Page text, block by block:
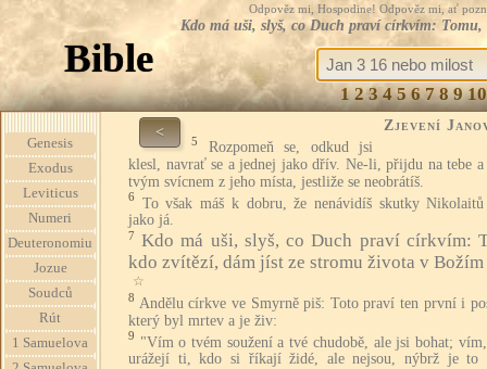
Odpověz mi, Hospodine! Odpověz mi, ať
Kdo má uši, slyš, co Duch praví církvím:
Bible
1 2 3 4 5 6 7 8 9 10
Genesis
Exodus
Leviticus
Numeri
Deuteronomiu
Jozue
Soudců
Rút
1 Samuelova
< Zjevení
5
Rozpomeň se, odkud jsi
klesl, navrať se a jednej jako dřív. Ne-li, přijdu na tebe a
tvým svícnem z jeho místa, jestliže se neobrátíš.
6
To však máš k dobru, že nenávidíš skutky Nikolaitů
jako já.
7
Kdo má uši, slyš, co Duch praví církvím:
kdo zvítězí, dám jíst ze stromu života v
☆
8 Andělu církve ve Smyrně piš: Toto praví ten první i
který byl mrtev a je živ:
9 "Vím o tvém soužení a tvé chudobě, ale jsi bohat;
urážejí ti, kdo si říkají židé, ale nejsou, nýbrž je to